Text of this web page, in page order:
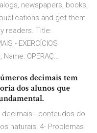
newspapers, books,
and get them
readers. Title:
- EXERCÍCIOS
OPERAÇ…
decimais tem
dos alunos que
decimais - conteudos do
naturais. 4- Problemas